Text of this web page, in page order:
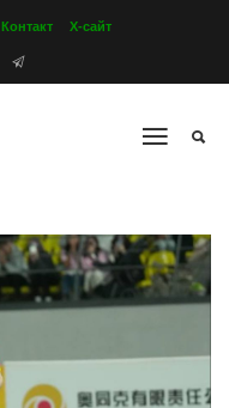
Контакт Х-сайт